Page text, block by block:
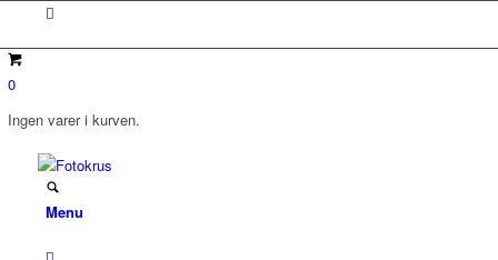
0
Ingen varer i kurven.
Menu